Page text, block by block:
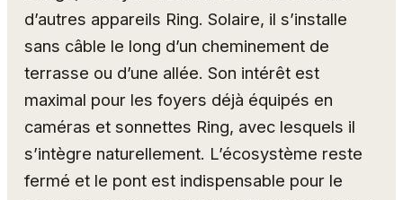
d’autres appareils Ring. Solaire, il s’installe
sans câble le long d’un cheminement de
terrasse ou d’une allée. Son intérêt est
maximal pour les foyers déjà équipés en
caméras et sonnettes Ring, avec lesquels il
s’intègre naturellement. L’écosystème reste
fermé et le pont est indispensable pour le